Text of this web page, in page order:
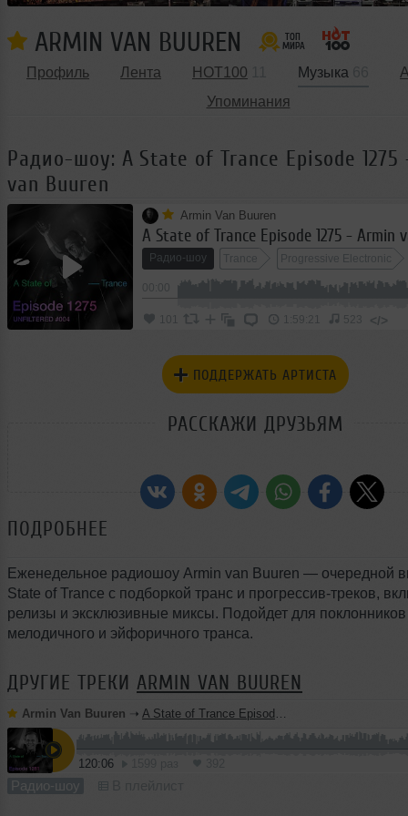
ARMIN VAN BUUREN
Профиль Лента HOT100 Музыка
Упоминания
Радио-шоу: A State of Trance Episode
van Buuren
Armin Van Buuren
A State of Trance Episode 1275 - Armin
Радио-шоу Trance Progressive Electronic
Progressive Trance
1:59:21 523 </>
ПОДДЕРЖАТЬ АРТИСТА
РАССКАЖИ ДРУЗЬЯМ
ПОДРОБНЕЕ
Еженедельное радиошоу Armin van Buuren — очередной
State of Trance с подборкой транс и прогрессив-треков,
релизы и эксклюзивные миксы. Подойдет для поклонников
мелодичного и эйфоричного транса.
ДРУГИЕ ТРЕКИ ARMIN VAN BUUREN
Armin Van Buuren ➝ A State of Trance Episode 1281 - Armin van Buuren
120:06
Радио-шоу